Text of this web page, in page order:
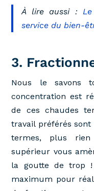
À lire aussi :
service du bien-
3.
Nous le savons
concentration est
de ces chaudes
travail préférés sont
termes, plus
supérieur vous
la goutte de trop
maximum pour